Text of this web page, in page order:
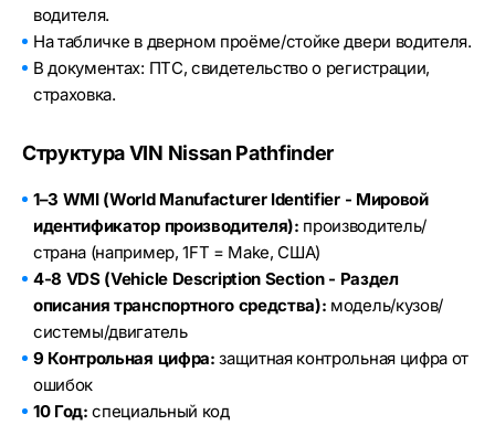
водителя.
На табличке в дверном проёме/стойке двери водителя.
В документах: ПТС, свидетельство о регистрации,
страховка.
Структура VIN Nissan Pathfinder
1–3 WMI (World Manufacturer Identifier - Мировой
идентификатор производителя): производитель/
страна (например, 1FT = Make, США)
4-8 VDS (Vehicle Description Section - Раздел
описания транспортного средства): модель/кузов/
системы/двигатель
9 Контрольная цифра: защитная контрольная цифра от
ошибок
10 Год: специальный код